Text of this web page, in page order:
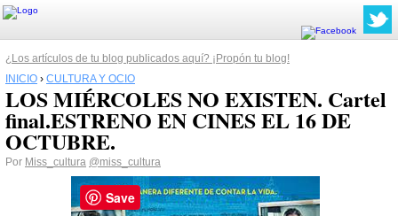
¿Los artículos de tu blog publicados aquí? ¡Propón tu blog!
INICIO › CULTURA Y OCIO
LOS MIÉRCOLES NO EXISTEN. Cartel
final.ESTRENO EN CINES EL 16 DE
Por Miss_cultura @miss_cultura
Save